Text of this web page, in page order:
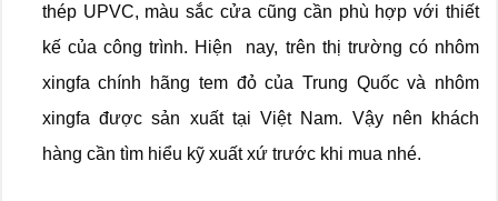
thép UPVC, màu sắc cửa cũng cần phù hợp với thiết
kế của công trình. Hiện nay, trên thị trường có nhôm
xingfa chính hãng tem đỏ của Trung Quốc và nhôm
xingfa được sản xuất tại Việt Nam. Vậy nên khách
hàng cần tìm hiểu kỹ xuất xứ trước khi mua nhé.